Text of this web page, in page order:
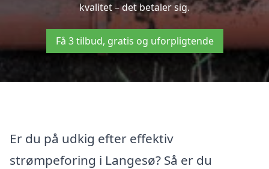
kvalitet – det betaler sig.
Få 3 tilbud, gratis og uforpligtende
Er du på udkig efter effektiv
strømpeforing i Langesø? Så er du